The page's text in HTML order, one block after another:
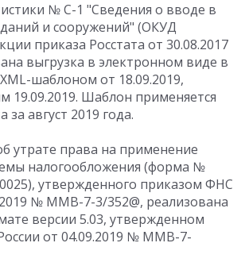
№ С-1 "Сведения о вводе в
и сооружений" (ОКУД
приказа Росстата от 30.08.2017
выгрузка в электронном виде в
шаблоном от 18.09.2019,
19.09.2019. Шаблон применяется
за август 2019 года.
утрате права на применение
налогообложения (форма №
утвержденного приказом ФНС
№ ММВ-7-3/352@, реализована
версии 5.03, утвержденном
от 04.09.2019 № ММВ-7-